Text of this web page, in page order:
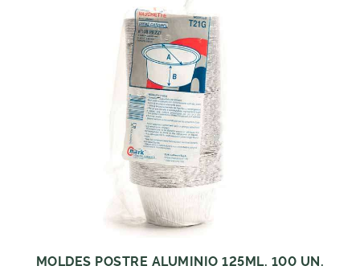
MOLDES POSTRE ALUMINIO 125ML. 100 UN.